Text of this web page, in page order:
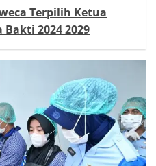
Terpilih Ketua
Bakti 2024 2029